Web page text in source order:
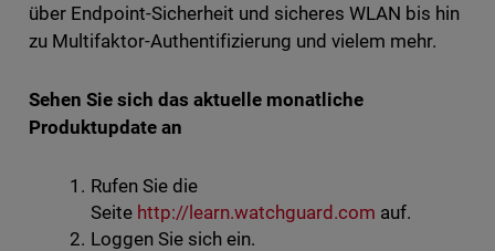
über Endpoint-Sicherheit und sicheres WLAN bis hin
zu Multifaktor-Authentifizierung und vielem mehr.
Sehen Sie sich das aktuelle monatliche
Produktupdate an
Rufen Sie die
Seite http://learn.watchguard.com auf.
Loggen Sie sich ein.